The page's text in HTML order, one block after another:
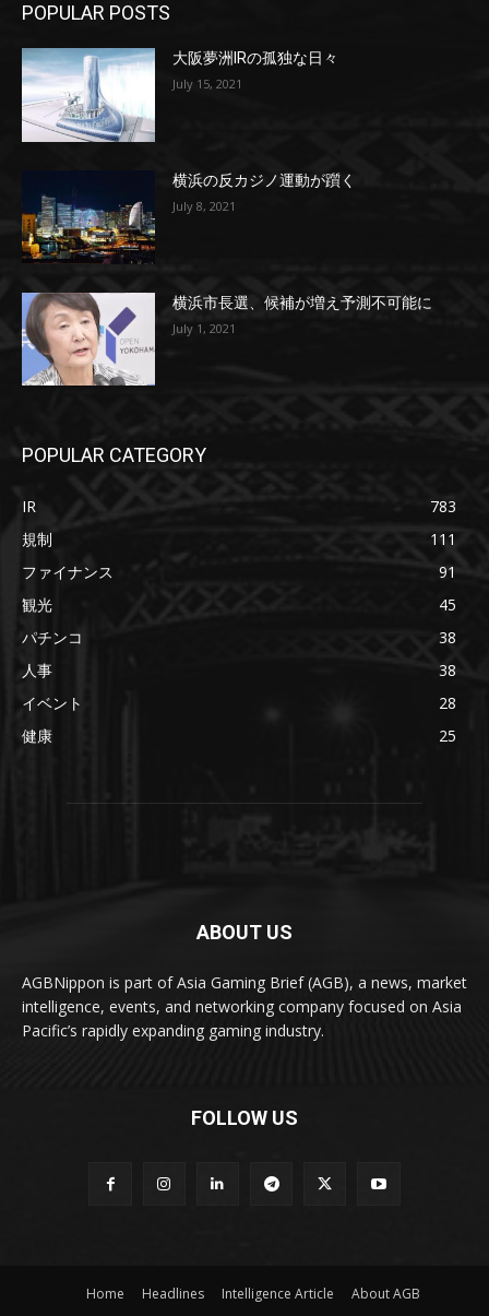
POPULAR POSTS
大阪夢洲IRの孤独な日々
July 15, 2021
横浜の反カジノ運動が躓く
July 8, 2021
横浜市長選、候補が増え予測不可能に
July 1, 2021
POPULAR CATEGORY
IR
783
規制
111
ファイナンス
91
観光
45
パチンコ
38
人事
38
イベント
28
健康
25
ABOUT US
AGBNippon is part of Asia Gaming Brief (AGB), a news, market
intelligence, events, and networking company focused on Asia
Pacific’s rapidly expanding gaming industry.
FOLLOW US
Home Headlines Intelligence Article About AGB